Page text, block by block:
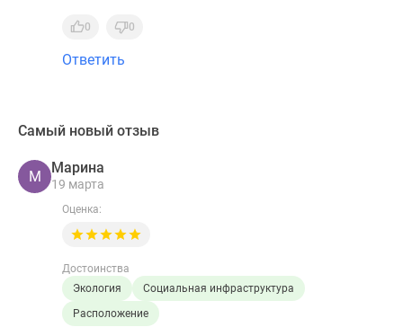
0 0
Ответить
Самый новый отзыв
М
Марина
19 марта
Оценка:
Достоинства
Экология
Социальная инфраструктура
Расположение